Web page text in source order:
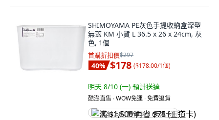
SHIMOYAMA PE灰色手提收納盒深型
無蓋 KM 小貨 L 36.5 x 26 x 24cm, 灰
色, 1個
首購折扣價$297
40% $178 ($178.00/1個)
明天 8/10 (一) 預計送達
酷澎直售 ∙ WOW免運 ∙ 免費退貨
满 $1,500 再省 $75 (王道卡)